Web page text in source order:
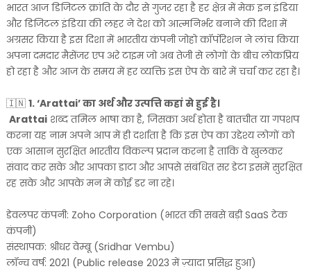
भारत आज डिजिटल क्रांति के दौर से गुजर रहा है हर क्षेत्र में मेक इन इंडिया
और डिजिटल इंडिया की लहर ने देश को आत्मनिर्भर बनाने की दिशा में
अग्रसर किया है इस दिशा में भारतीय कंपनी जोहो कॉर्पोरेशन ने लांच किया
अपना दमदार मैसेंजर एप अरे टाइम जो अब तेजी से लोगों के बीच लोकप्रिय
हो रहा है और आज के समय में हर व्यक्ति इस ऐप के बारे में चर्चा कर रहा है।
🇮🇳 1. ‘Arattai’ का अर्थ और उत्पत्ति कहां से हुई है।
Arattaiशब्द तमिल भाषा का है, जिसका अर्थ होता है बातचीत या गपशप
करना यह नाम अपने आप में ही दर्शाता है कि इस ऐप का उद्देश्य लोगों को
एक आसान सुरक्षित भारतीय विकल्प प्रदान करना है ताकि वे खुलकर
संवाद कर सके और आपका डाटा और आपसे संबंधित सर डेटा इसमें सुरक्षित
रह सके और आपके मन में कोई डर ना रहे।
डेवलपर कंपनी: Zoho Corporation (भारत की सबसे बड़ी SaaS टेक
कंपनी)
संस्थापक: श्रीधर वेम्बू (Sridhar Vembu)
लॉन्च वर्ष: 2021 (Public release 2023 में ज़्यादा प्रसिद्ध हुआ)